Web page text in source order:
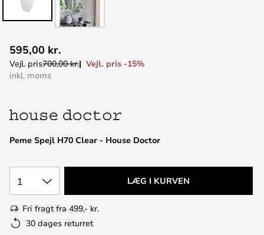
til
starten
Peme Spejl H70 Clear - House Doctor
595,00 kr.
Vejl. pris700,00 kr.
Vejl. pris -15%
inkl. moms
1 LÆG I KURVEN
Fri fragt fra 499,- kr.
30 dages returret